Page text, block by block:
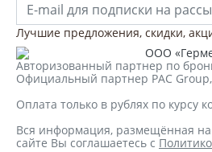
Лучшие предложения, скидки,
ООО
Авторизованный партнер по
Официальный партнер PAC
Оплата только в рублях по курсу
Вся информация, размещённая
сайте Вы соглашаетесь с